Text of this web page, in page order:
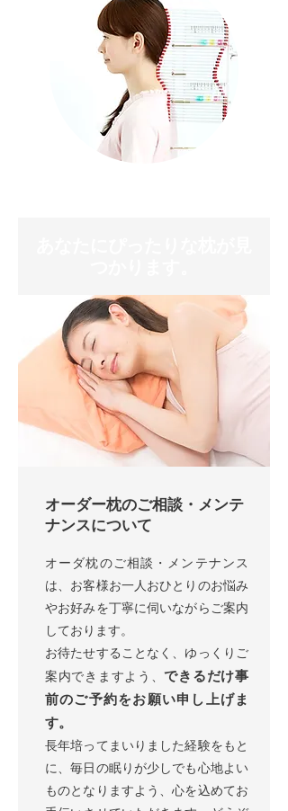
オーダー枕のご相談・メンテ
ナンスについて
オーダ枕のご相談・メンテナンス
は、お客様お一人おひとりのお悩み
やお好みを丁寧に伺いながらご案内
しております。
お待たせすることなく、ゆっくりご
案内できますよう、できるだけ事
前のご予約をお願い申し上げま
す。
長年培ってまいりました経験をもと
に、毎日の眠りが少しでも心地よい
ものとなりますよう、心を込めてお